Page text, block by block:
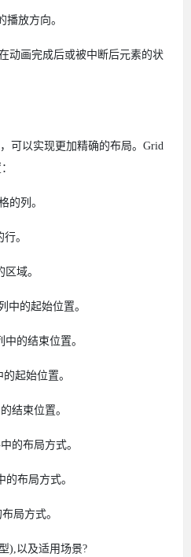
播放方向。
动画完成后或被中断后元素的状
可以实现更加精确的布局。Grid
的列。
。
域。
中的起始位置。
的结束位置。
起始位置。
结束位置。
的布局方式。
的布局方式。
局方式。
),以及适用场景?